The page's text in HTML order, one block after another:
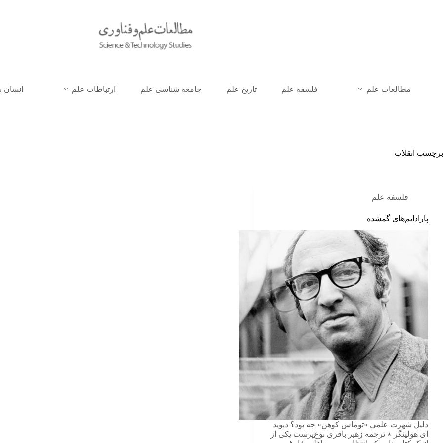
مطالعات علم فلسفه علم تاریخ علم جامعه شناسی علم ارتباطات علم
برچسب انقلاب
فلسفه علم
پارادایم‌های گمشده
دلیل شهرت علمی «توماس کوهن» چه بود؟ دیوید
ای هولینگر ٭ ترجمه زهیر باقری نوع‌پرست یکی از